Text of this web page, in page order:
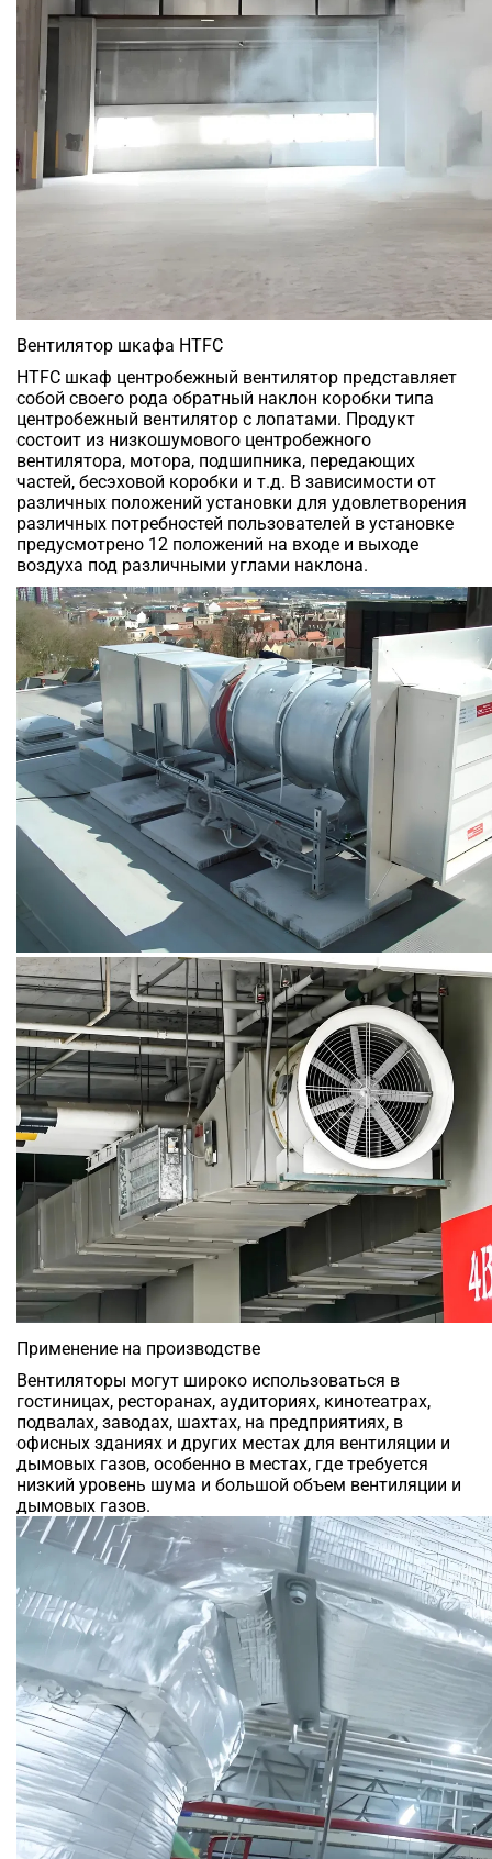
Вентилятор шкафа HTFC
HTFC шкаф центробежный вентилятор представляет
собой своего рода обратный наклон коробки типа
центробежный вентилятор с лопатами. Продукт
состоит из низкошумового центробежного
вентилятора, мотора, подшипника, передающих
частей, бесэховой коробки и т.д. В зависимости от
различных положений установки для удовлетворения
различных потребностей пользователей в установке
предусмотрено 12 положений на входе и выходе
воздуха под различными углами наклона.
Применение на производстве
Вентиляторы могут широко использоваться в
гостиницах, ресторанах, аудиториях, кинотеатрах,
подвалах, заводах, шахтах, на предприятиях, в
офисных зданиях и других местах для вентиляции и
дымовых газов, особенно в местах, где требуется
низкий уровень шума и большой объем вентиляции и
дымовых газов.